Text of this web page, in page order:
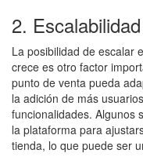
2.
La posibilidad de escalar
crece es otro factor
punto de venta pueda
la adición de más
funcionalidades. Algunos
la plataforma para
tienda, lo que puede ser